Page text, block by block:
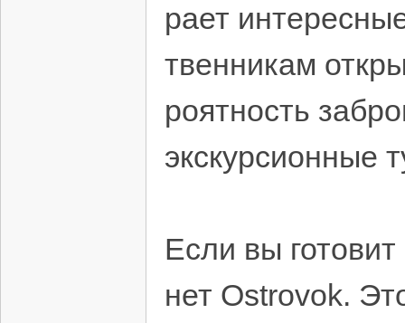
рает
твенникам
роятность
экскурсионные
Если вы
нет Ostrovok.